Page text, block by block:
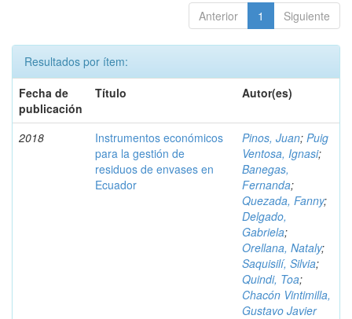
Anterior 1 Siguiente
Resultados por ítem:
Fecha de
publicación
Título Autor(es)
2018
Instrumentos económicos
para la gestión de
residuos de envases en
Ecuador
Pinos, Juan; Puig
Ventosa, Ignasi;
Banegas,
Fernanda;
Quezada, Fanny;
Delgado,
Gabriela;
Orellana, Nataly;
Saquisilí, Silvia;
Quindi, Toa;
Chacón Vintimilla,
Gustavo Javier